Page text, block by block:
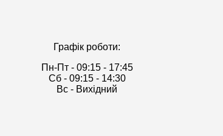
Графік роботи:
Пн-Пт - 09:15 - 17:45
Cб - 09:15 - 14:30
Вс - Вихідний